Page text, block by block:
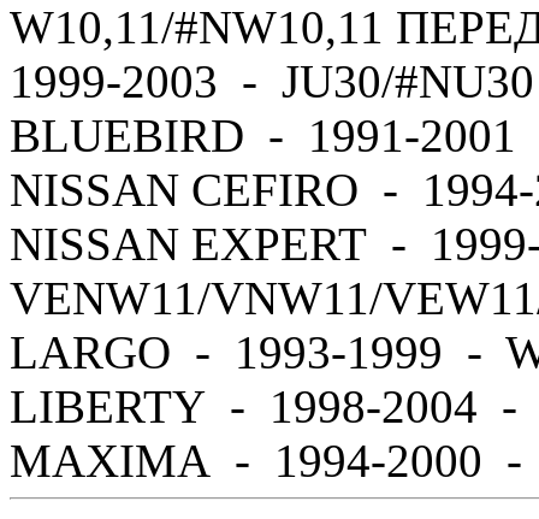
W10,11/#NW10,11
1999-2003 - JU30/
BLUEBIRD - 1991-
NISSAN CEFIRO -
NISSAN EXPERT -
VENW11/VNW11/
LARGO - 1993-1999 -
LIBERTY - 1998-2004
MAXIMA - 1994-2000 -